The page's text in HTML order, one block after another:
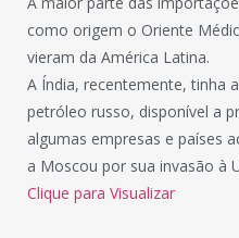
como origem o Oriente
vieram da América Latina.
A Índia, recentemente, tinha
petróleo russo, disponível a
algumas empresas e países
a Moscou por sua invasão à
Clique para Visualizar